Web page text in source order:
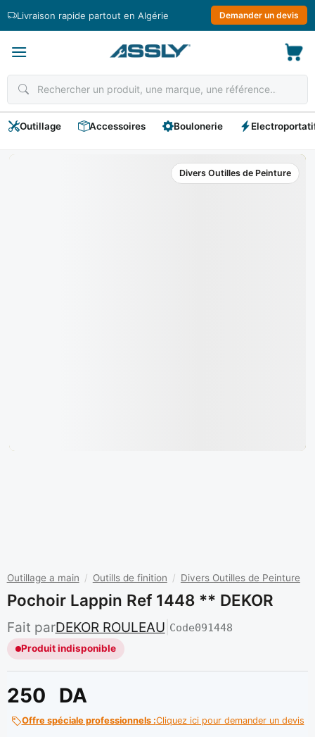
Livraison rapide partout en Algérie Demander un devis
Outillage Accessoires Boulonerie
Divers Outilles de Peinture
Outillage a main / Outills de finition / Divers Outilles de Peinture
Pochoir Lappin Ref 1448 ** DEKOR
Fait parDEKOR ROULEAU Code091448
Produit indisponible
250 DA
Offre spéciale professionnels :Cliquez ici pour demander un devis